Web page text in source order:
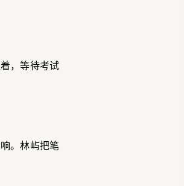
，等待考试
。林屿把笔